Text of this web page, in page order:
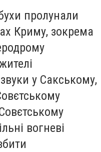
пролунали
Криму, зокрема
у Сакському,
вогневі